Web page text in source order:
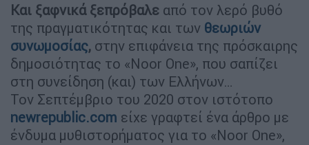
Και ξαφνικά ξεπρόβαλε από τον λερό βυθό
της πραγματικότητας και των θεωριών
συνωμοσίας, στην επιφάνεια της πρόσκαιρης
δημοσιότητας το «Noor One», που σαπίζει
στη συνείδηση (και) των Ελλήνων…
Τον Σεπτέμβριο του 2020 στον ιστότοπο
newrepublic.com είχε γραφτεί ένα άρθρο με
ένδυμα μυθιστορήματος για το «Noor One»,